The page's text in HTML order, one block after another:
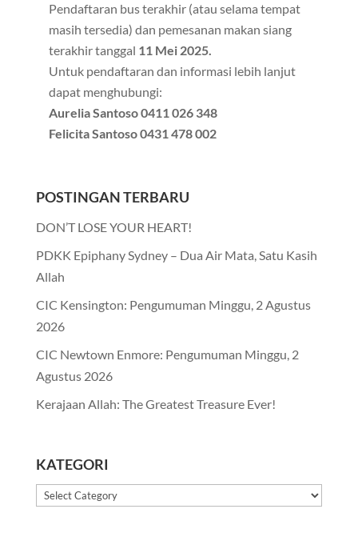
Pendaftaran bus terakhir (atau selama tempat
masih tersedia) dan pemesanan makan siang
terakhir tanggal 11 Mei 2025.
Untuk pendaftaran dan informasi lebih lanjut
dapat menghubungi:
Aurelia Santoso 0411 026 348
Felicita Santoso 0431 478 002
POSTINGAN TERBARU
DON’T LOSE YOUR HEART!
PDKK Epiphany Sydney – Dua Air Mata, Satu Kasih
Allah
CIC Kensington: Pengumuman Minggu, 2 Agustus
2026
CIC Newtown Enmore: Pengumuman Minggu, 2
Agustus 2026
Kerajaan Allah: The Greatest Treasure Ever!
KATEGORI
Kategori